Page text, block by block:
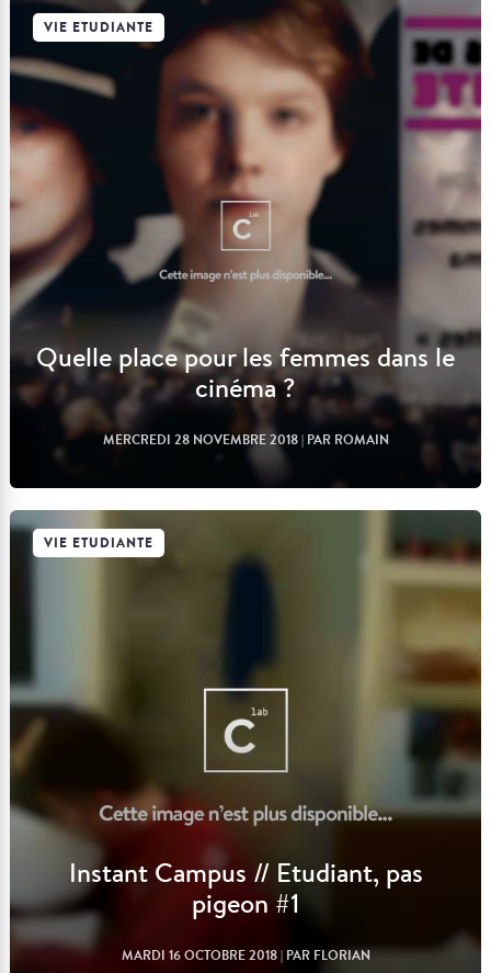
Lire l'article
Quelle place pour les femmes dans le
cinéma ?
MERCREDI 28 NOVEMBRE 2018| PAR ROMAIN
VIE ETUDIANTE
Instant Campus // Etudiant, pas
pigeon #1
MARDI 16 OCTOBRE 2018| PAR FLORIAN
VIE ETUDIANTE